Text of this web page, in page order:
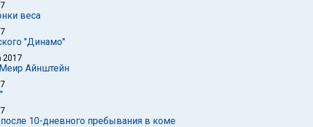
веса
"Динамо"
2017
Айнштейн
10-дневного пребывания в коме